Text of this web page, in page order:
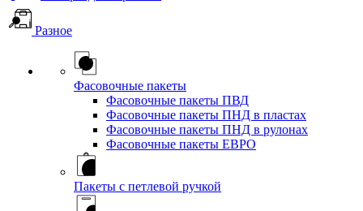
Разное
Фасовочные пакеты
Фасовочные пакеты ПВД
Фасовочные пакеты ПНД в пластах
Фасовочные пакеты ПНД в рулонах
Фасовочные пакеты ЕВРО
Пакеты с петлевой ручкой